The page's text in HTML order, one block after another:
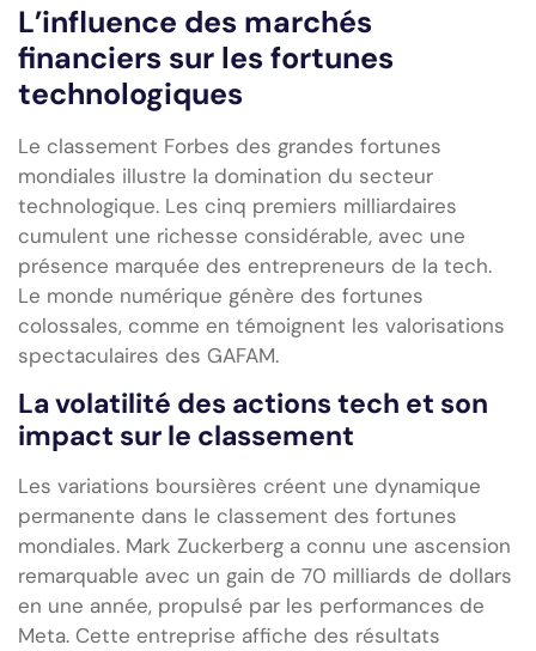
L’influence des marchés
financiers sur les fortunes
technologiques
Le classement Forbes des grandes fortunes
mondiales illustre la domination du secteur
technologique. Les cinq premiers milliardaires
cumulent une richesse considérable, avec une
présence marquée des entrepreneurs de la tech.
Le monde numérique génère des fortunes
colossales, comme en témoignent les valorisations
spectaculaires des GAFAM.
La volatilité des actions tech et son
impact sur le classement
Les variations boursières créent une dynamique
permanente dans le classement des fortunes
mondiales. Mark Zuckerberg a connu une ascension
remarquable avec un gain de 70 milliards de dollars
en une année, propulsé par les performances de
Meta. Cette entreprise affiche des résultats